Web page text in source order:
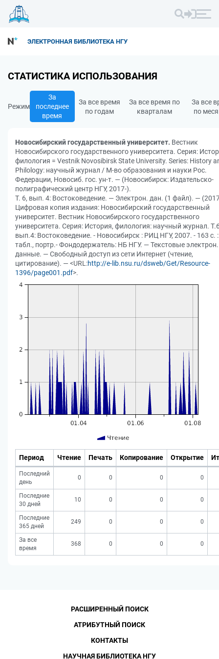
ЭЛЕКТРОННАЯ БИБЛИОТЕКА НГУ
СТАТИСТИКА ИСПОЛЬЗОВАНИЯ
Режим
За
последнее
время
За все время
по годам
За все время по
кварталам
За все
по
Новосибирский государственный университет. Вестник
Новосибирского государственного университета. Серия:
филология = Vestnik Novosibirsk State University. Series: History
Philology: научный журнал / М-во образования и науки Рос.
Федерации, Новосиб. гос. ун-т. — (Новосибирск: Издательско-
полиграфический центр НГУ, 2017-).
Т. 6, вып. 4: Востоковедение. — Электрон. дан. (1 файл). —
Цифровая копия издания: Новосибирский государственный
университет. Вестник Новосибирского государственного
университета. Серия: История, филология: научный журнал.
вып.4: Востоковедение. - Новосибирск : РИЦ НГУ, 2007. - 163 с. :
табл., портр.- Фондодержатель: НБ НГУ. — Текстовые электрон.
данные. — Свободный доступ из сети Интернет (чтение,
цитирование). — <URL:http://e-lib.nsu.ru/dsweb/Get/Resource-
1396/page001.pdf>.
Период Чтение Печать Копирование Открытие
Последний
день
0 0 0 0
Последние
30 дней
10 0 0 0
Последние
365 дней
249 0 0 0
За все
время
368 0 0 0
РАСШИРЕННЫЙ ПОИСК
АТРИБУТНЫЙ ПОИСК
КОНТАКТЫ
НАУЧНАЯ БИБЛИОТЕКА НГУ